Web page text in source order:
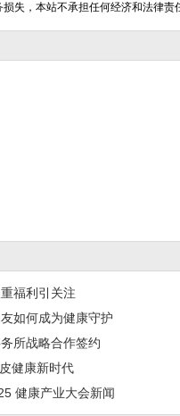
失，本站不承担任何经济和法律
福利引关注
如何成为健康守护
所战略合作签约
健康新时代
健康产业大会新闻